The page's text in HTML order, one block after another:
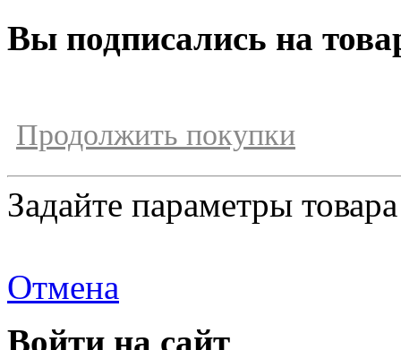
Вы подписались на
Продолжить покупки
Задайте параметры товара
Отмена
Войти на сайт